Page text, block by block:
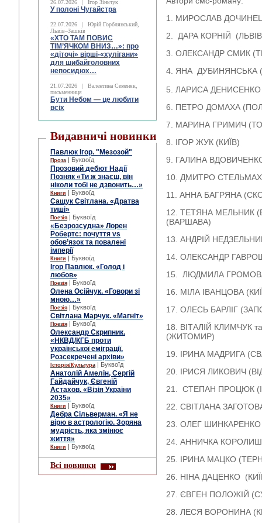
26.07.2026 | Ігор Зіньчук
У полоні Чугайстра
22.07.2026 |
Юрій Горблянський,
Львів–Зашків
«ХТО ТАМ ПОВИС
ТІМ’ЯЧКОМ ВНИЗ…»: про
«діточі» вірші-«хулігани»
для шибайголовних
непосидюх…
21.07.2026 |
Валентина Семеняк,
письменниця
Бути Небом ― це любити
всіх
Видавничі новинки
Павлюк Ігор. "Мезозой"
Проза | Буквоїд
Прозовий дебют Надії
Позняк «Ти ж знаєш, він
ніколи тобі не дзвонить…»
Книги | Буквоїд
Сащук Світлана. «Дратва
тиші»
Поезія | Буквоїд
«Безрозсудна» Лорен
Робертс: почуття vs
обов’язок та повалені
імперії
Книги | Буквоїд
Ігор Павлюк. «Голод і
любов»
Поезія | Буквоїд
Олена Осійчук. «Говори зі
мною…»
Поезія | Буквоїд
Світлана Марчук. «Магніт»
Поезія | Буквоїд
Олександр Скрипник.
«НКВД/КГБ проти
української еміграції.
Розсекречені архіви»
Історія/Культура | Буквоїд
Анатолій Амелін, Сергій
Гайдайчук, Євгеній
Астахов. «Візія України
2035»
Книги | Буквоїд
Дебра Сільверман. «Я не
вірю в астрологію. Зоряна
мудрість, яка змінює
життя»
Книги | Буквоїд
Всі новинки
1. МИРОСЛАВ
2. ДАРА КОРНІЙ
3. ОЛЕКСАНДР СМИК
4. ЯНА ДУБИНЯНСЬКА
5. ЛАРИСА ДЕНИСЕНКО
6. ПЕТРО ДОМАХА
7. МАРИНА ГРИМИЧ
8. ІГОР ЖУК (КИЇВ)
9. ГАЛИНА
10. ДМИТРО СТЕЛЬМАХ
11. АННА БАГРЯНА
12. ТЕТЯНА МЕЛЬНИК
(ВАРШАВА)
13. АНДРІЙ
14. ОЛЕКСАНДР
15. ЛЮДМИЛА
16. МІЛА ІВАНЦОВА
17. ОЛЕСЬ БАРЛІГ
18. ВІТАЛІЙ КЛИМЧУК
(ЖИТОМИР)
19. ІРИНА МАДРИГА
20. ІРИСЯ ЛИКОВИЧ
21. СТЕПАН ПРОЦЮК
22. СВІТЛАНА
23. ОЛЕГ ШИНКАРЕНКО
24. АННИЧКА
25. ІРИНА МАЦКО
26. НІНА ДАЦЕНКО
27. ЄВГЕН ПОЛОЖІЙ
28. ЛЕСЯ ВОРОНИНА